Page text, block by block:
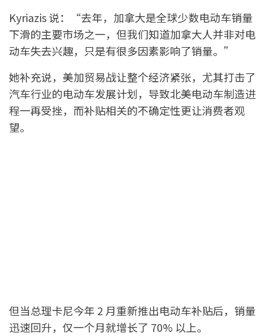
Kyriazis 说：“去年，加拿大是全球少数电动车销量
下滑的主要市场之一，但我们知道加拿大人并非对电
动车失去兴趣，只是有很多因素影响了销量。”
她补充说，美加贸易战让整个经济紧张，尤其打击了
汽车行业的电动车发展计划，导致北美电动车制造进
程一再受挫，而补贴相关的不确定性更让消费者观
望。
但当总理卡尼今年 2 月重新推出电动车补贴后，销量
迅速回升，仅一个月就增长了 70% 以上。